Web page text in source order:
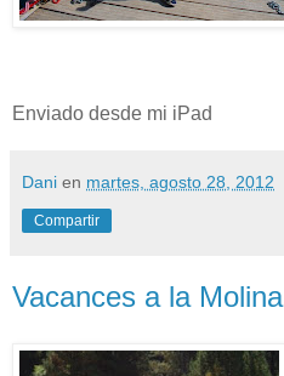
Enviado desde mi iPad
Dani en martes, agosto 28, 2012
Compartir
Vacances a la Molina